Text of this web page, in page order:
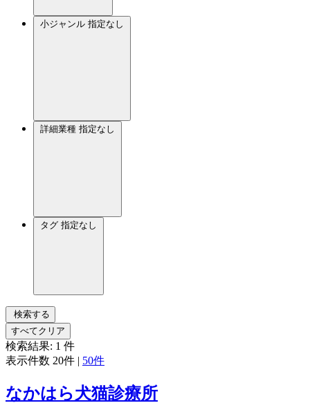
小ジャンル 指定なし
詳細業種 指定なし
タグ 指定なし
検索する
すべてクリア
検索結果: 1 件
表示件数 20件 | 50件
なかはら犬猫診療所